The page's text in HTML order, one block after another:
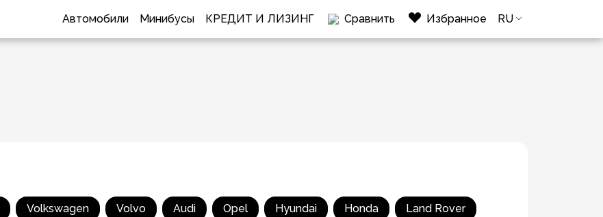
Автомобили Минибусы КРЕДИТ И ЛИЗИНГ Сравнить Избранное RU
Volkswagen Volvo Audi Opel Hyundai Honda Land Rover